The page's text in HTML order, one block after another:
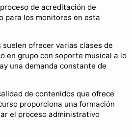
de acreditación de
para los monitores en esta
suelen ofrecer varias clases de
en grupo con soporte musical a lo
una demanda constante de
de contenidos que ofrece
proporciona una formación
el proceso administrativo